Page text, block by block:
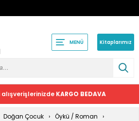
MENÜ Kitaplarımız
alışverişlerinizde KARGO BEDAVA
Doğan Çocuk
Öykü / Roman